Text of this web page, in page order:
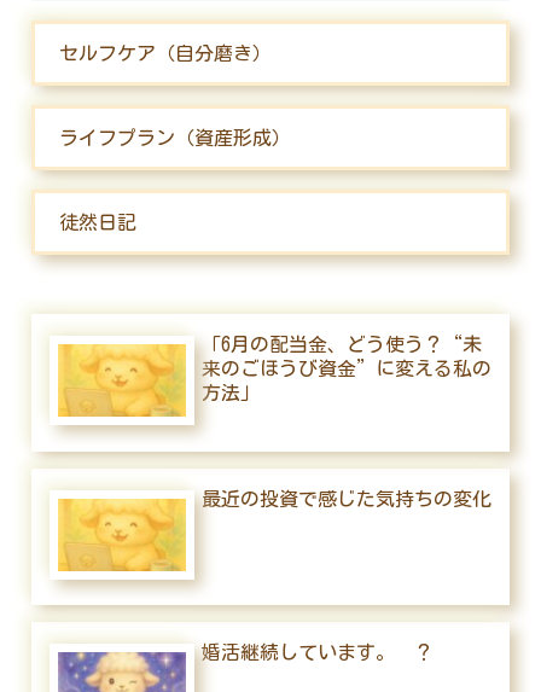
セルフケア（自分磨き）
ライフプラン（資産形成）
徒然日記
「6月の配当金、どう使う？“未
来のごほうび資金”に変える私の
方法」
最近の投資で感じた気持ちの変化
婚活継続しています。 ？